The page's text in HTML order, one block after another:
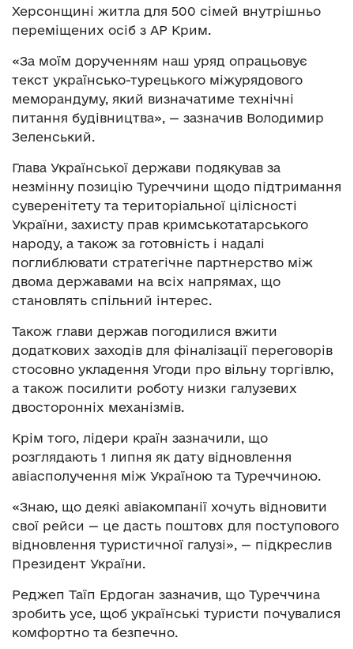
Херсонщині житла для 500 сімей внутрішньо
переміщених осіб з АР Крим.
«За моїм дорученням наш уряд опрацьовує
текст українсько-турецького міжурядового
меморандуму, який визначатиме технічні
питання будівництва», — зазначив Володимир
Зеленський.
Глава Української держави подякував за
незмінну позицію Туреччини щодо підтримання
суверенітету та територіальної цілісності
України, захисту прав кримськотатарського
народу, а також за готовність і надалі
поглиблювати стратегічне партнерство між
двома державами на всіх напрямах, що
становлять спільний інтерес.
Також глави держав погодилися вжити
додаткових заходів для фіналізації переговорів
стосовно укладення Угоди про вільну торгівлю,
а також посилити роботу низки галузевих
двосторонніх механізмів.
Крім того, лідери країн зазначили, що
розглядають 1 липня як дату відновлення
авіасполучення між Україною та Туреччиною.
«Знаю, що деякі авіакомпанії хочуть відновити
свої рейси — це дасть поштовх для поступового
відновлення туристичної галузі», — підкреслив
Президент України.
Реджеп Таїп Ердоган зазначив, що Туреччина
зробить усе, щоб українські туристи почувалися
комфортно та безпечно.